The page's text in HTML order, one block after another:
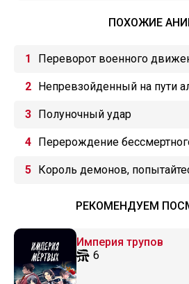
ПОХОЖИЕ
Переворот военного
Непревзойденный на пути
Полуночный удар
Перерождение
(2024)
Король демонов,
РЕКОМЕНДУЕМ
Империя трупов
6